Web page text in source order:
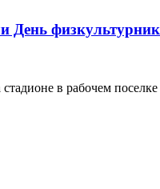
День
в рабочем